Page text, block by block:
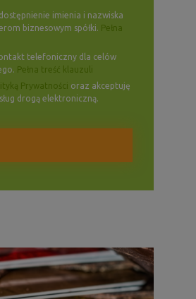
imienia i nazwiska
biznesowym spółki. Pełna
telefoniczny dla celów
Pełna treść klauzuli
Prywatności oraz akceptuję
drogą elektroniczną.